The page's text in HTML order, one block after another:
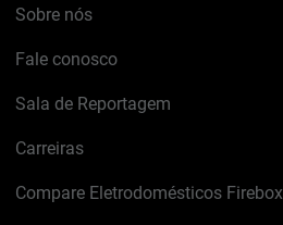
Sobre nós
Fale conosco
Sala de Reportagem
Carreiras
Compare Eletrodomésticos Firebox